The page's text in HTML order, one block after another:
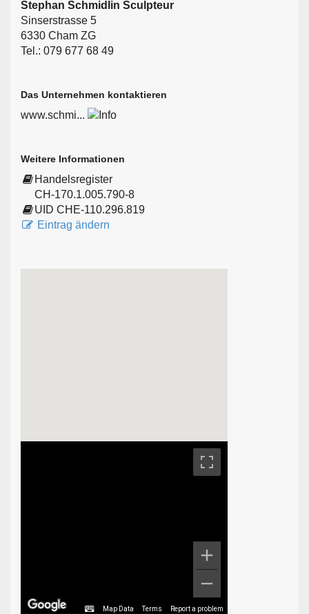
Stephan Schmidlin Sculpteur
Sinserstrasse 5
6330 Cham ZG
Tel.: 079 677 68 49
Das Unternehmen kontaktieren
www.schmi...
Weitere Informationen
Handelsregister
CH-170.1.005.790-8
UID CHE-110.296.819
Eintrag ändern
Map Data Terms Report a problem